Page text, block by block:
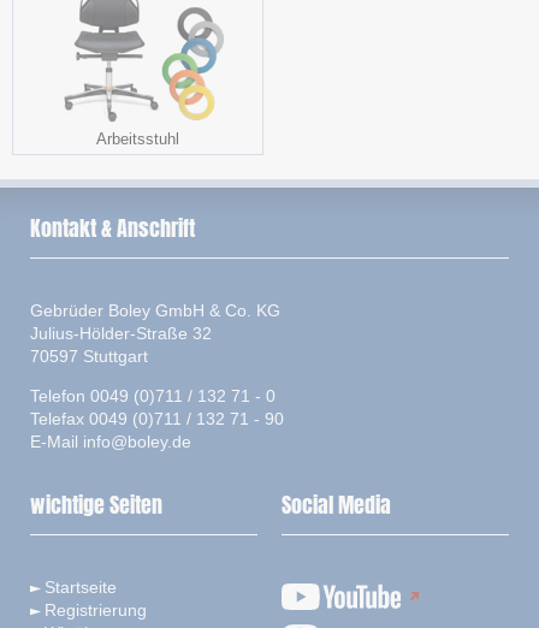
Arbeitsstuhl
Kontakt & Anschrift
Gebrüder Boley GmbH & Co. KG
Julius-Hölder-Straße 32
70597 Stuttgart
Telefon 0049 (0)711 / 132 71 - 0
Telefax 0049 (0)711 / 132 71 - 90
E-Mail info@boley.de
wichtige Seiten
Startseite
Registrierung
Social Media